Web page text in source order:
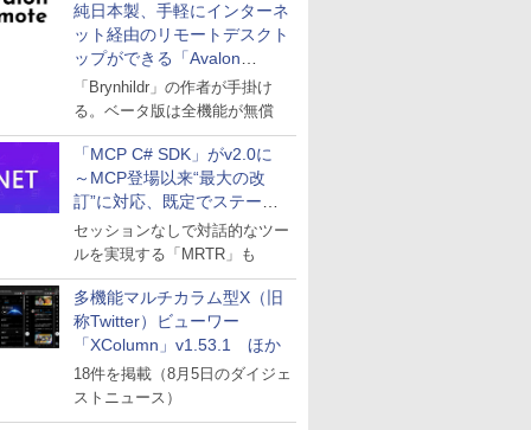
純日本製、手軽にインターネ
ット経由のリモートデスクト
ップができる「Avalon
remote」
「Brynhildr」の作者が手掛け
る。ベータ版は全機能が無償
「MCP C# SDK」がv2.0に
～MCP登場以来“最大の改
訂”に対応、既定でステート
レスへ
セッションなしで対話的なツー
ルを実現する「MRTR」も
多機能マルチカラム型X（旧
称Twitter）ビューワー
「XColumn」v1.53.1 ほか
18件を掲載（8月5日のダイジェ
ストニュース）